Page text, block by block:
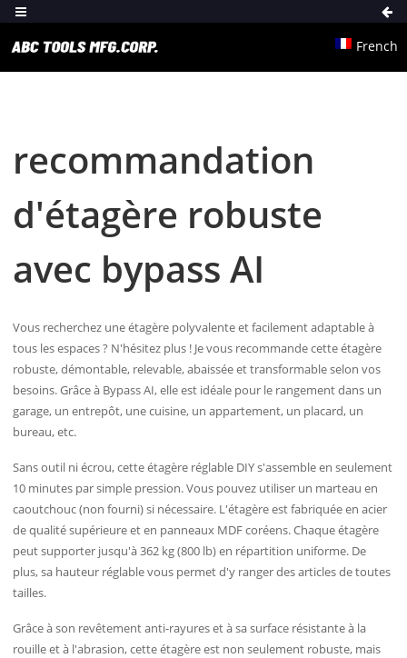
French
recommandation
d'étagère robuste
avec bypass AI
Vous recherchez une étagère polyvalente et facilement adaptable à
tous les espaces ? N'hésitez plus ! Je vous recommande cette étagère
robuste, démontable, relevable, abaissée et transformable selon vos
besoins. Grâce à Bypass AI, elle est idéale pour le rangement dans un
garage, un entrepôt, une cuisine, un appartement, un placard, un
bureau, etc.
Sans outil ni écrou, cette étagère réglable DIY s'assemble en seulement
10 minutes par simple pression. Vous pouvez utiliser un marteau en
caoutchouc (non fourni) si nécessaire. L'étagère est fabriquée en acier
de qualité supérieure et en panneaux MDF coréens. Chaque étagère
peut supporter jusqu'à 362 kg (800 lb) en répartition uniforme. De
plus, sa hauteur réglable vous permet d'y ranger des articles de toutes
tailles.
Grâce à son revêtement anti-rayures et à sa surface résistante à la
rouille et à l'abrasion, cette étagère est non seulement robuste, mais